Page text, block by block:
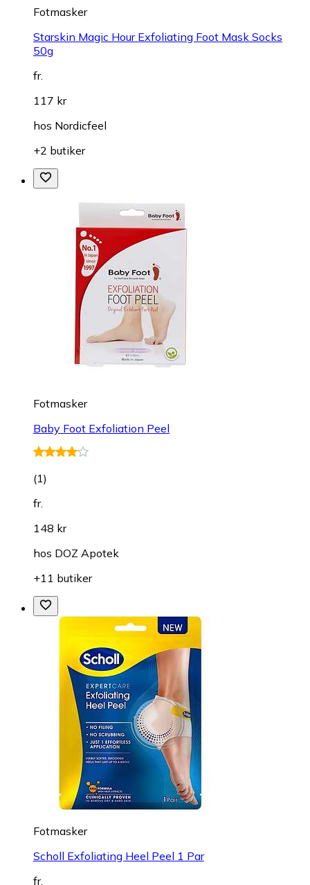
Fotmasker
Starskin Magic Hour Exfoliating Foot Mask Socks
50g
fr.
117 kr
hos Nordicfeel
+2 butiker
Fotmasker
Baby Foot Exfoliation Peel
(1)
fr.
148 kr
hos DOZ Apotek
+11 butiker
Fotmasker
Scholl Exfoliating Heel Peel 1 Par
fr.